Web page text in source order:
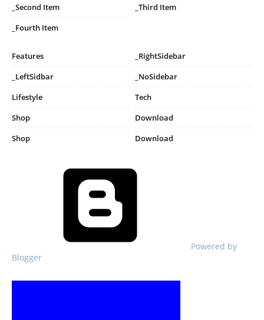
_Second Item
_Third Item
_Fourth Item
Features
_RightSidebar
_LeftSidbar
_NoSidebar
Lifestyle
Tech
Shop
Download
Shop
Download
Powered by
Blogger